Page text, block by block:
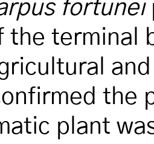
fortunei
the terminal
the
plant